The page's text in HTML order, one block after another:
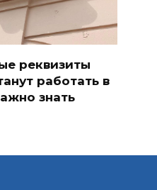
реквизиты
работать в
знать